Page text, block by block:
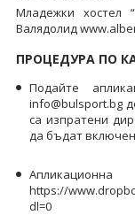
Младежки хостел
Валядолид
ПРОЦЕДУРА ПО
Подайте
info@bulsport.bg
са изпратени
да бъдат
https://
dl=0